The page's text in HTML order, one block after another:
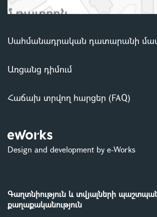
Սահմանադրական դատարանի
Առցանց դիմում
Հաճախ տրվող հարցեր (FAQ)
Design and development by e-Works
Գաղտնիություն և տվյալների
քաղաքականություն